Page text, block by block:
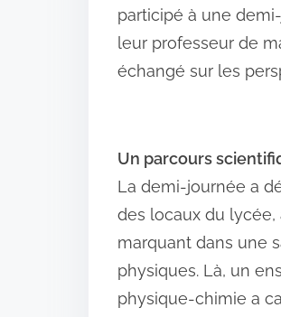
participé à une
leur professeur de
échangé sur les
Un parcours
La demi-journée a
des locaux du lycée,
marquant dans une
physiques. Là, un
physique-chimie a